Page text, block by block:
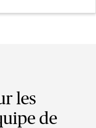
les
de